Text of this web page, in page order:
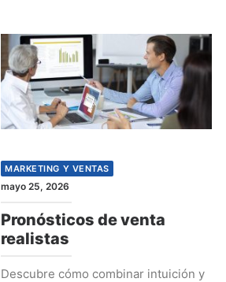
MARKETING Y VENTAS
mayo 25, 2026
Pronósticos de venta
realistas
Descubre cómo combinar intuición y